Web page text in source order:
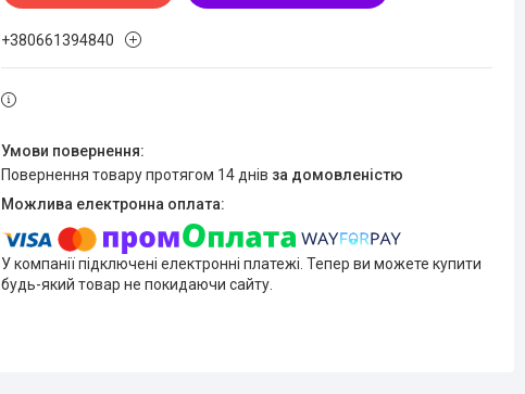
+380661394840
повернення товару протягом 14 днів за домовленістю
У компанії підключені електронні платежі. Тепер ви можете купити
будь-який товар не покидаючи сайту.